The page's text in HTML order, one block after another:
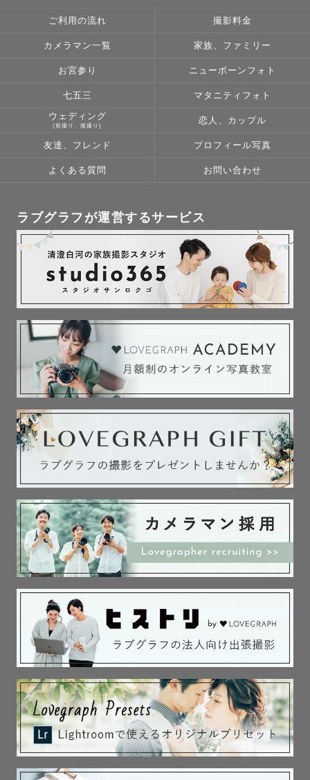
ご利用の流れ 撮影料金
カメラマン一覧 家族、ファミリー
お宮参り ニューボーンフォト
七五三 マタニティフォト
ウェディング
(前撮り、後撮り)
恋人、カップル
友達、フレンド プロフィール写真
よくある質問 お問い合わせ
ラブグラフが運営するサービス